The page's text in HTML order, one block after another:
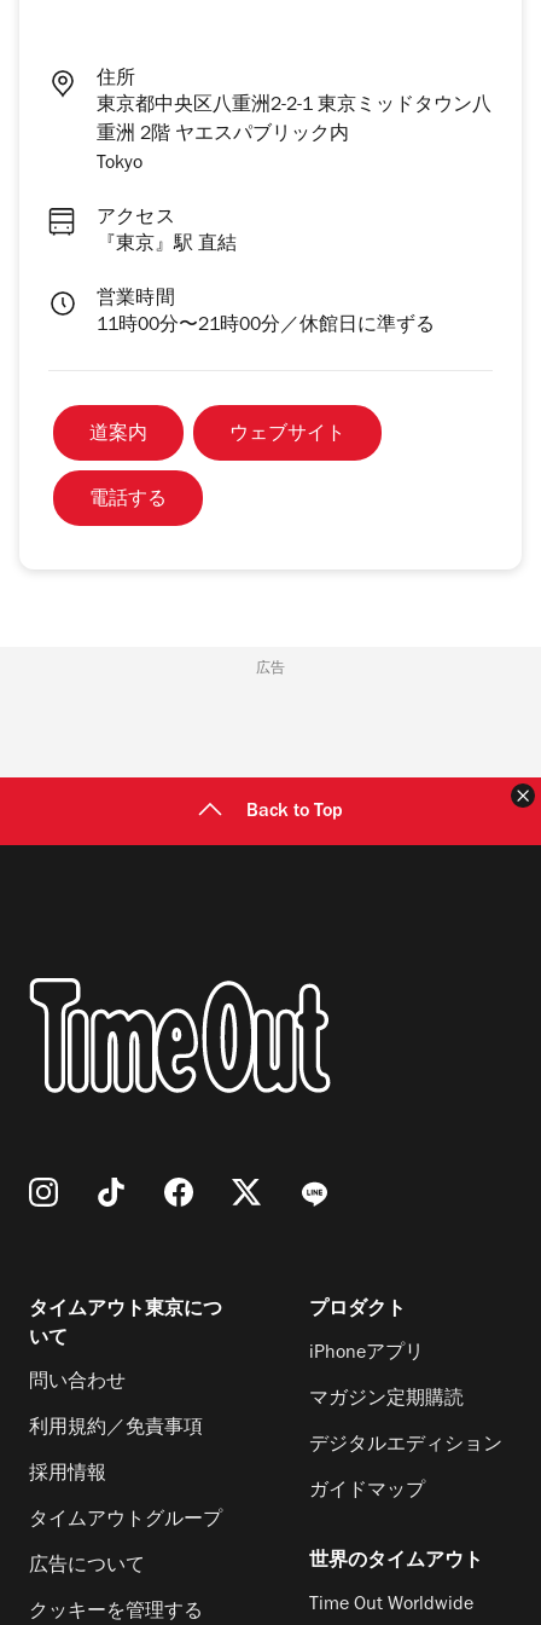
住所
東京都中央区八重洲2-2-1 東京ミッドタウン八
重洲 2階 ヤエスパブリック内
Tokyo
アクセス
『東京』駅 直結
営業時間
11時00分〜21時00分／休館日に準ずる
道案内 ウェブサイト
電話する
広告
Back to Top
タイムアウト東京につ
いて
問い合わせ
利用規約／免責事項
採用情報
タイムアウトグループ
広告について
クッキーを管理する
プロダクト
iPhoneアプリ
マガジン定期購読
デジタルエディション
ガイドマップ
世界のタイムアウト
Time Out Worldwide